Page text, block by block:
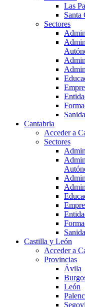
Las
Santa
Sectores
Cantabria
Acceder a
Sectores
Castilla y León
Acceder a
Provincias
Ávila
León